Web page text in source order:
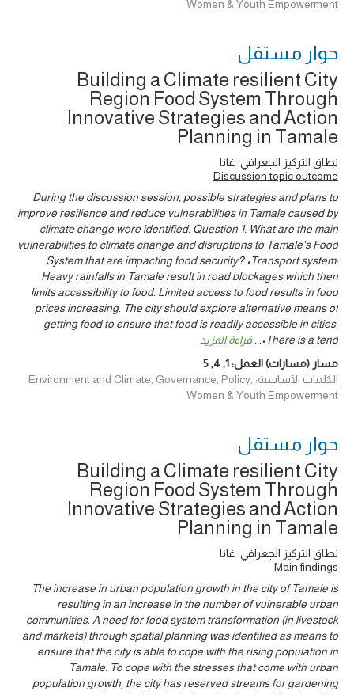
Women & Youth Empowerment
حوار ‎مستقل
Building a Climate resilient City
Region Food System Through
Innovative Strategies and Action
Planning in Tamale
نطاق التركيز الجغرافي: غانا
Discussion topic outcome
During the discussion session, possible strategies and plans to
improve resilience and reduce vulnerabilities in Tamale caused by
climate change were identified. Question 1: What are the main
vulnerabilities to climate change and disruptions to Tamale's Food
System that are impacting food security? •Transport system:
Heavy rainfalls in Tamale result in road blockages which then
limits accessibility to food. Limited access to food results in food
prices increasing. The city should explore alternative means of
getting food to ensure that food is readily accessible in cities.
•There is a tend
... قراءة المزيد
مسار (مسارات) العمل:1
,
4
,
5
الكلمات الأساسية: Environment and Climate, Governance, Policy,
Women & Youth Empowerment
حوار ‎مستقل
Building a Climate resilient City
Region Food System Through
Innovative Strategies and Action
Planning in Tamale
نطاق التركيز الجغرافي: غانا
Main findings
The increase in urban population growth in the city of Tamale is
resulting in an increase in the number of vulnerable urban
communities. A need for food system transformation (in livestock
and markets) through spatial planning was identified as means to
ensure that the city is able to cope with the rising population in
Tamale. To cope with the stresses that come with urban
population growth, the city has reserved streams for gardening